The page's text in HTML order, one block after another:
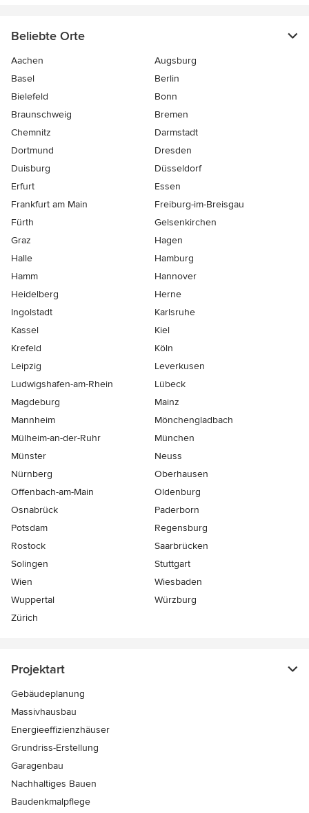
Beliebte Orte
Aachen
Augsburg
Basel
Berlin
Bielefeld
Bonn
Braunschweig
Bremen
Chemnitz
Darmstadt
Dortmund
Dresden
Duisburg
Düsseldorf
Erfurt
Essen
Frankfurt am Main
Freiburg-im-Breisgau
Fürth
Gelsenkirchen
Graz
Hagen
Halle
Hamburg
Hamm
Hannover
Heidelberg
Herne
Ingolstadt
Karlsruhe
Kassel
Kiel
Krefeld
Köln
Leipzig
Leverkusen
Ludwigshafen-am-Rhein
Lübeck
Magdeburg
Mainz
Mannheim
Mönchen­gladbach
Mülheim-an-der-Ruhr
München
Münster
Neuss
Nürnberg
Oberhausen
Offenbach-am-Main
Oldenburg
Osnabrück
Paderborn
Potsdam
Regensburg
Rostock
Saarbrücken
Solingen
Stuttgart
Wien
Wiesbaden
Wuppertal
Würzburg
Zürich
Projektart
Gebäudeplanung
Massivhausbau
Energieeffizienzhäuser
Grundriss-Erstellung
Garagenbau
Nachhaltiges Bauen
Baudenkmalpflege